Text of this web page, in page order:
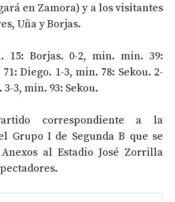
en Zamora) y a los visitantes
Uña y Borjas.
15: Borjas. 0-2, min. min. 39:
Diego. 1-3, min. 78: Sekou. 2-
3, min. 93: Sekou.
correspondiente a la
Grupo I de Segunda B que se
al Estadio José Zorrilla